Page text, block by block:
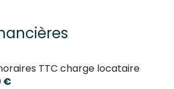
TTC charge locataire
€